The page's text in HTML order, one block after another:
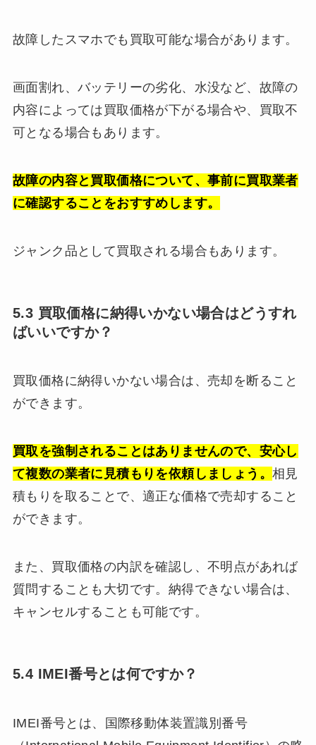
故障したスマホでも買取可能な場合があります。
画面割れ、バッテリーの劣化、水没など、故障の
内容によっては買取価格が下がる場合や、買取不
可となる場合もあります。
故障の内容と買取価格について、事前に買取業者
に確認することをおすすめします。
ジャンク品として買取される場合もあります。
5.3 買取価格に納得いかない場合はどうすれ
ばいいですか？
買取価格に納得いかない場合は、売却を断ること
ができます。
買取を強制されることはありませんので、安心し
て複数の業者に見積もりを依頼しましょう。 相見
積もりを取ることで、適正な価格で売却すること
ができます。
また、買取価格の内訳を確認し、不明点があれば
質問することも大切です。納得できない場合は、
キャンセルすることも可能です。
5.4 IMEI番号とは何ですか？
IMEI番号とは、国際移動体装置識別番号